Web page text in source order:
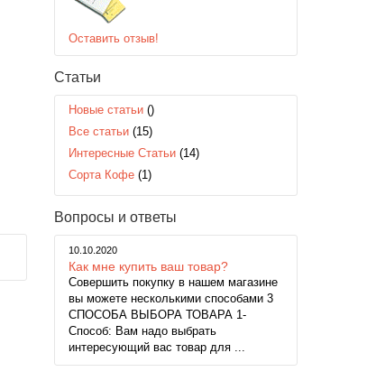
Оставить отзыв!
Статьи
Новые статьи ()
Все статьи (15)
Интересные Статьи (14)
Сорта Кофе (1)
Вопросы и ответы
10.10.2020
Как мне купить ваш товар?
Совершить покупку в нашем магазине
вы можете несколькими способами 3
СПОСОБА ВЫБОРА ТОВАРА 1-
Способ: Вам надо выбрать
интересующий вас товар для ...